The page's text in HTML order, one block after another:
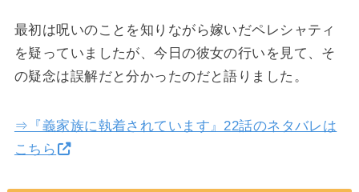
最初は呪いのことを知りながら嫁いだペレシャティ
を疑っていましたが、今日の彼女の行いを見て、そ
の疑念は誤解だと分かったのだと語りました。
⇒『義家族に執着されています』22話のネタバレは
こちら